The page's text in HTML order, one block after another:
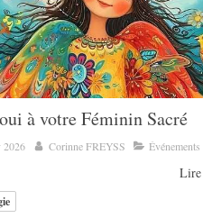
à votre Féminin Sacré
2026 Corinne FREYSS Événements